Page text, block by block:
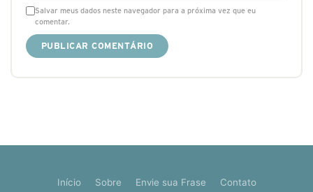
Salvar meus dados neste navegador para a próxima vez que eu
comentar.
Início Sobre Envie sua Frase Contato